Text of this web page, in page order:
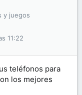
y juegos
11:22
teléfonos para
los mejores